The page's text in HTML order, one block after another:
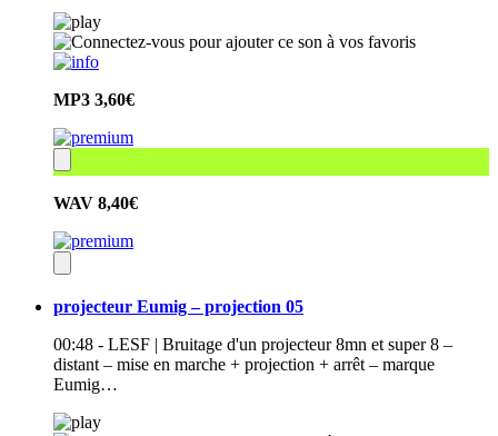
MP3 3,60€
WAV 8,40€
projecteur Eumig – projection 05
00:48 - LESF | Bruitage d'un projecteur 8mn et super 8 –
distant – mise en marche + projection + arrêt – marque
Eumig…